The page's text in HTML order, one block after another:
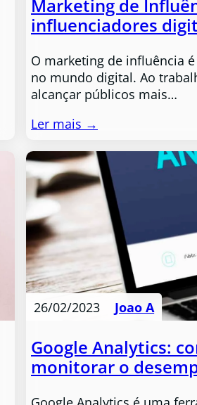
Marketing de
influenciadores
O marketing de influência
no mundo digital. Ao
alcançar públicos mais…
Ler mais →
26/02/2023 Joao A
Google Analytics:
monitorar o